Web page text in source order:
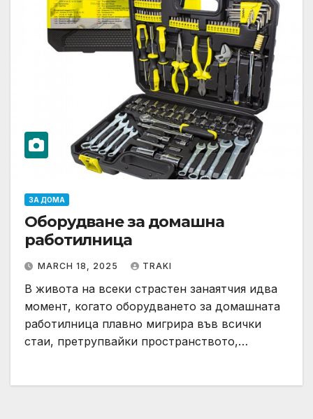
ЗА ДОМА
Оборудване за домашна
работилница
MARCH 18, 2025 TRAKI
В живота на всеки страстен занаятчия идва
момент, когато оборудването за домашната
работилница плавно мигрира във всички
стаи, претрупвайки пространството,…